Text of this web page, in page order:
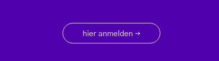
hier anmelden →